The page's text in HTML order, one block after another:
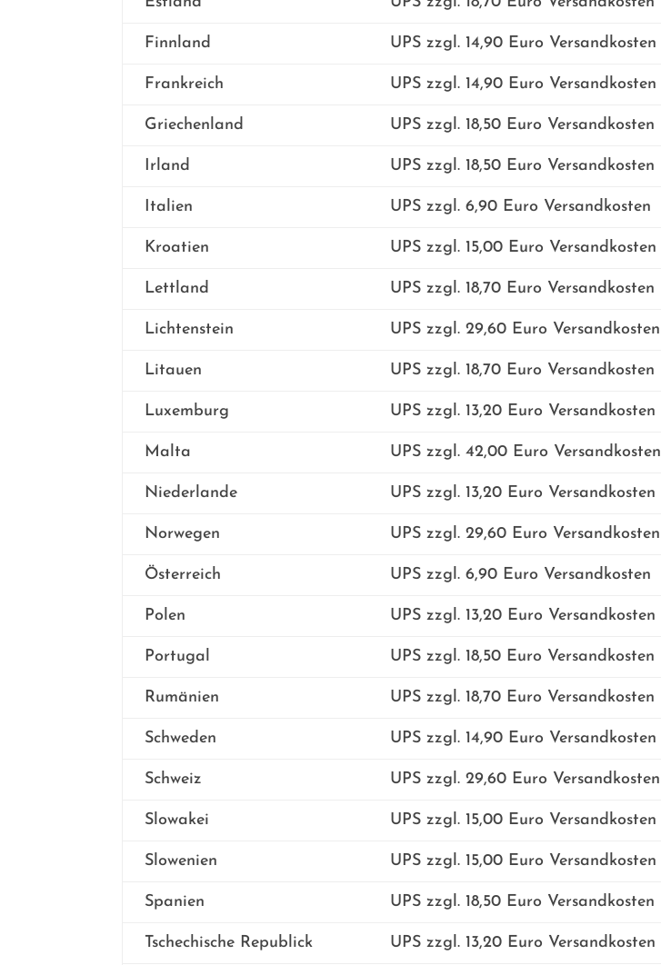
Finnland UPS zzgl. 14,90 Euro Versandkosten
Frankreich UPS zzgl. 14,90 Euro Versandkosten
Griechenland UPS zzgl. 18,50 Euro Versandkosten
Irland UPS zzgl. 18,50 Euro Versandkosten
Italien UPS zzgl. 6,90 Euro Versandkosten
Kroatien UPS zzgl. 15,00 Euro Versandkosten
Lettland UPS zzgl. 18,70 Euro Versandkosten
Lichtenstein UPS zzgl. 29,60 Euro Versandkosten
Litauen UPS zzgl. 18,70 Euro Versandkosten
Luxemburg UPS zzgl. 13,20 Euro Versandkosten
Malta UPS zzgl. 42,00 Euro Versandkosten
Niederlande UPS zzgl. 13,20 Euro Versandkosten
Norwegen UPS zzgl. 29,60 Euro Versandkosten
Österreich UPS zzgl. 6,90 Euro Versandkosten
Polen UPS zzgl. 13,20 Euro Versandkosten
Portugal UPS zzgl. 18,50 Euro Versandkosten
Rumänien UPS zzgl. 18,70 Euro Versandkosten
Schweden UPS zzgl. 14,90 Euro Versandkosten
Schweiz UPS zzgl. 29,60 Euro Versandkosten
Slowakei UPS zzgl. 15,00 Euro Versandkosten
Slowenien UPS zzgl. 15,00 Euro Versandkosten
Spanien UPS zzgl. 18,50 Euro Versandkosten
Tschechische Republick UPS zzgl. 13,20 Euro Versandkosten